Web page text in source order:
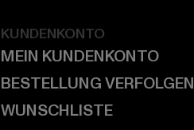
KUNDENKONTO
MEIN KUNDENKONTO
BESTELLUNG VERFOLGEN
WUNSCHLISTE